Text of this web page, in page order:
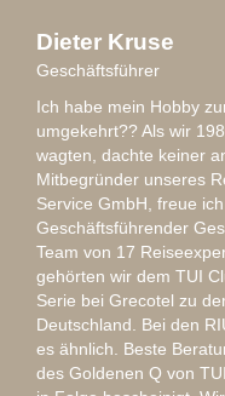
Dieter Kruse
Geschäftsführer
Ich habe mein Hobby
umgekehrt?? Als wir
wagten, dachte keiner
Mitbegründer unseres
Service GmbH, freue
Geschäftsführender
Team von 17
gehörten wir dem TUI
Serie bei Grecotel zu
Deutschland. Bei den
es ähnlich. Beste
des Goldenen Q von